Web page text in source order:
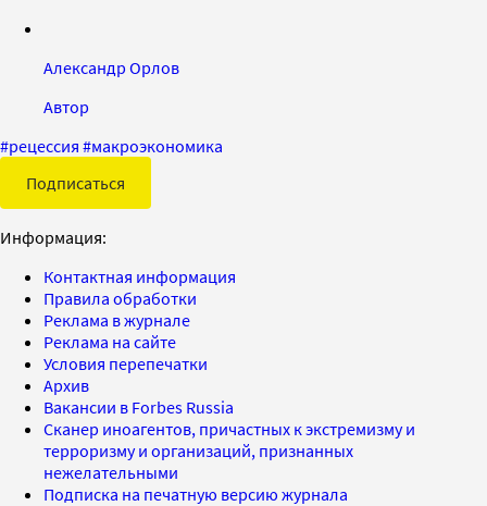
Александр Орлов
Автор
#рецессия #макроэкономика
Подписаться
Информация:
Контактная информация
Правила обработки
Реклама в журнале
Реклама на сайте
Условия перепечатки
Архив
Вакансии в Forbes Russia
Сканер иноагентов, причастных к экстремизму и
терроризму и организаций, признанных
нежелательными
Подписка на печатную версию журнала